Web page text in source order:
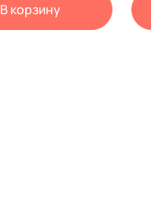
В корзину